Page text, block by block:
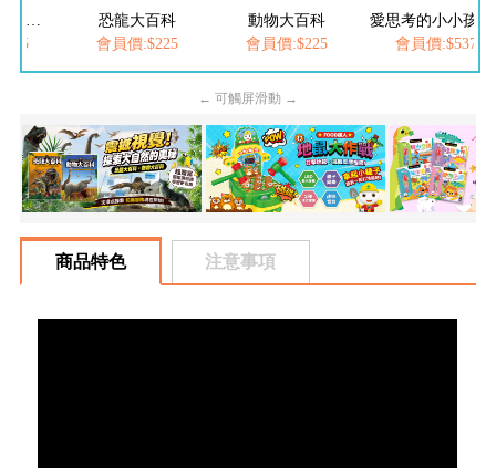
動物大百科
會員價:$225
會員價:$537
會員價:$252
← 可觸屏滑動 →
商品特色 注意事項